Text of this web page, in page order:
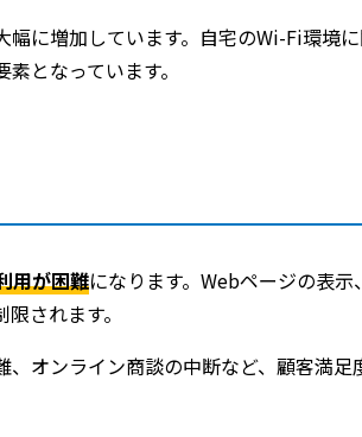
に増加しています。自宅のWi-Fi環境
となっています。
用が困難になります。Webページの表示
されます。
オンライン商談の中断など、顧客満足